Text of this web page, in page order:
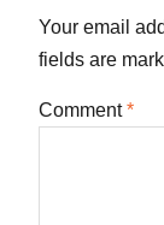
Your email
fields are
Comment*